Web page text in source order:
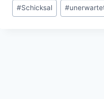
#Schicksal #